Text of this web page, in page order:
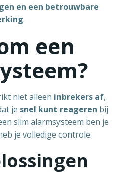
en een betrouwbare
.
een
niet alleen inbrekers af,
je snel kunt reageren bij
slim alarmsysteem ben je
je volledige controle.